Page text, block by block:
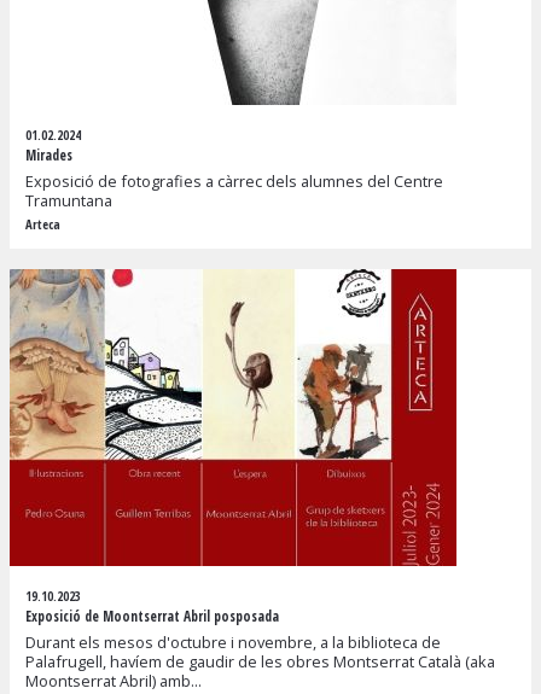
01.02.2024
Mirades
Exposició de fotografies a càrrec dels alumnes del Centre
Tramuntana
Arteca
19.10.2023
Exposició de Moontserrat Abril posposada
Durant els mesos d'octubre i novembre, a la biblioteca de
Palafrugell, havíem de gaudir de les obres Montserrat Català (aka
Moontserrat Abril) amb...